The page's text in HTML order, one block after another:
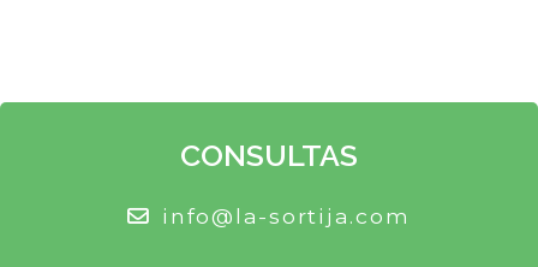
CONSULTAS
info@la-sortija.com